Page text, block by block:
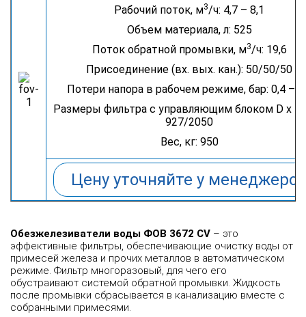
Рабочий поток, м3/ч: 4,7 – 8,1
Объем материала, л: 525
Поток обратной промывки, м3/ч: 19,6
Присоединение (вх. вых. кан.): 50/50/50
Потери напора в рабочем режиме, бар: 0,4 –
Размеры фильтра с управляющим блоком D х
927/2050
Вес, кг: 950
Цену уточняйте у
Обезжелезиватели воды ФОВ 3672 CV – это
эффективные фильтры, обеспечивающие очистку воды от
примесей железа и прочих металлов в автоматическом
режиме. Фильтр многоразовый, для чего его
обустраивают системой обратной промывки. Жидкость
после промывки сбрасывается в канализацию вместе с
собранными примесями.